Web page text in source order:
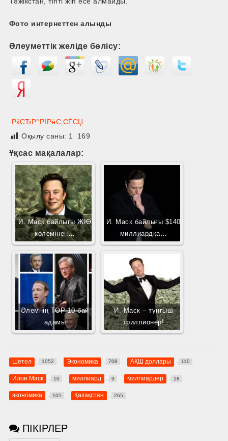
Фото интернеттен алынды
Әлеуметтік желіде бөлісу:
РќСЂР°РІРёС‚СЃСЏ
Оқылу саны: 1 169
Ұқсас мақалалар:
И. Маск байлығы ЖІӨ
көлемінен…
И. Маск байлығы $140
миллиардқа…
Әлемнің TOP-10 бай
адамы
И. Маск – тұңғыш
триллионер!
Шетел 1052 Экономика 708 АҚШ доллары 110
Илон Маск 10 миллиард 9 миллиардер 18
экономика 105 Қазақстан 265
ПІКІРЛЕР